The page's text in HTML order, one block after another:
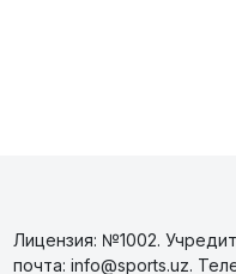
Лицензия: №1002.
почта: info@sports.uz.